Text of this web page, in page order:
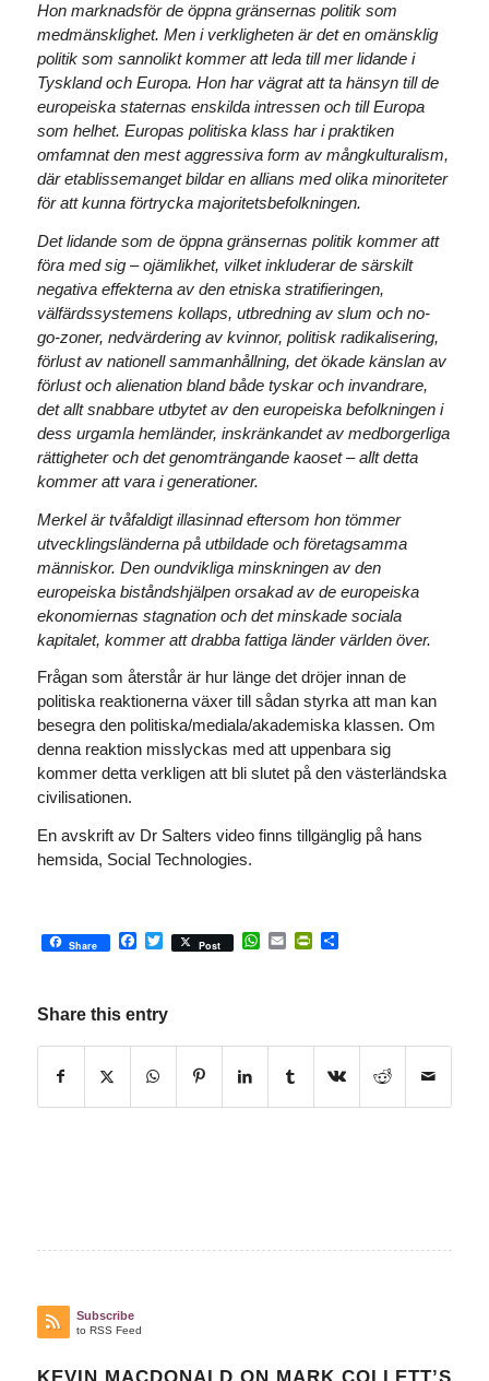
Hon marknadsför de öppna gränsernas politik som
medmänsklighet. Men i verkligheten är det en omänsklig
politik som sannolikt kommer att leda till mer lidande i
Tyskland och Europa. Hon har vägrat att ta hänsyn till de
europeiska staternas enskilda intressen och till Europa
som helhet. Europas politiska klass har i praktiken
omfamnat den mest aggressiva form av mångkulturalism,
där etablissemanget bildar en allians med olika minoriteter
för att kunna förtrycka majoritetsbefolkningen.
Det lidande som de öppna gränsernas politik kommer att
föra med sig – ojämlikhet, vilket inkluderar de särskilt
negativa effekterna av den etniska stratifieringen,
välfärdssystemens kollaps, utbredning av slum och no-
go-zoner, nedvärdering av kvinnor, politisk radikalisering,
förlust av nationell sammanhållning, det ökade känslan av
förlust och alienation bland både tyskar och invandrare,
det allt snabbare utbytet av den europeiska befolkningen i
dess urgamla hemländer, inskränkandet av medborgerliga
rättigheter och det genomträngande kaoset – allt detta
kommer att vara i generationer.
Merkel är tvåfaldigt illasinnad eftersom hon tömmer
utvecklingsländerna på utbildade och företagsamma
människor. Den oundvikliga minskningen av den
europeiska biståndshjälpen orsakad av de europeiska
ekonomiernas stagnation och det minskade sociala
kapitalet, kommer att drabba fattiga länder världen över.
Frågan som återstår är hur länge det dröjer innan de
politiska reaktionerna växer till sådan styrka att man kan
besegra den politiska/mediala/akademiska klassen. Om
denna reaktion misslyckas med att uppenbara sig
kommer detta verkligen att bli slutet på den västerländska
civilisationen.
En avskrift av Dr Salters video finns tillgänglig på hans
hemsida, Social Technologies.
Share Facebook
Twitter
Post WhatsApp
EmailPrintFriendly
Share
Share this entry
Subscribe
to RSS Feed
KEVIN MACDONALD ON MARK COLLETT’S